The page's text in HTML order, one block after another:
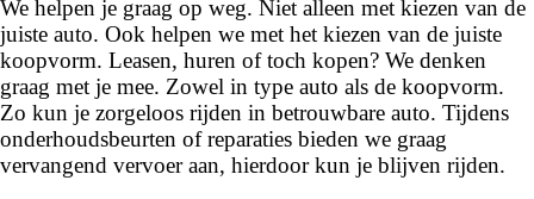
We helpen je graag op weg. Niet alleen met kiezen van de
juiste auto. Ook helpen we met het kiezen van de juiste
koopvorm. Leasen, huren of toch kopen? We denken
graag met je mee. Zowel in type auto als de koopvorm.
Zo kun je zorgeloos rijden in betrouwbare auto. Tijdens
onderhoudsbeurten of reparaties bieden we graag
vervangend vervoer aan, hierdoor kun je blijven rijden.